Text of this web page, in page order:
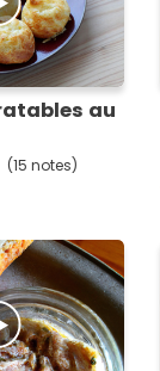
au
(15 notes)